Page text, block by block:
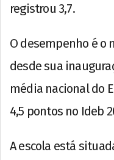
registrou 3,7.
O desempenho é o
desde sua
média nacional do
4,5 pontos no Ideb
A escola está